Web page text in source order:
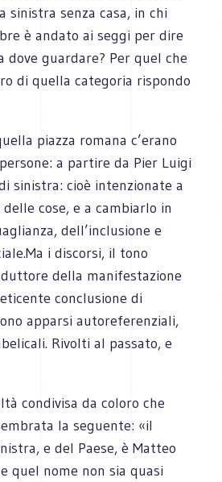
sinistra senza casa, in chi
è andato ai seggi per dire
dove guardare? Per quel che
di quella categoria rispondo
piazza romana c’erano
a partire da Pier Luigi
sinistra: cioè intenzionate a
cose, e a cambiarlo in
dell’inclusione e
i discorsi, il tono
della manifestazione
conclusione di
apparsi autoreferenziali,
Rivolti al passato, e
condivisa da coloro che
la seguente: «il
e del Paese, è Matteo
quel nome non sia quasi